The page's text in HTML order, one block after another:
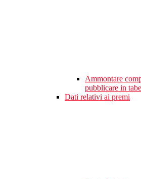
Ammontare
pubblicare in
Dati relativi ai premi